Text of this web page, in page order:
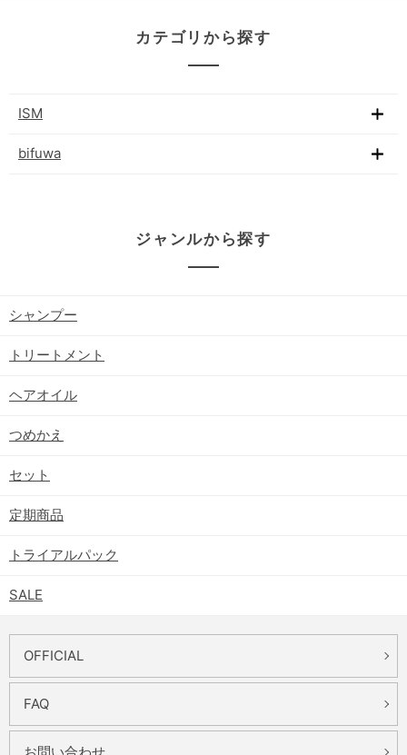
カテゴリから探す
ISM
bifuwa
ジャンルから探す
シャンプー
トリートメント
ヘアオイル
つめかえ
セット
定期商品
トライアルパック
SALE
OFFICIAL
FAQ
お問い合わせ